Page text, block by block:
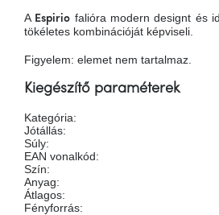
A Espirio falióra modern designt és
tökéletes kombinációját képviseli.
Figyelem: elemet nem tartalmaz.
Kiegészítő paraméterek
Kategória:
Jótállás:
Súly:
EAN vonalkód:
Szín:
Anyag:
Átlagos:
Fényforrás: